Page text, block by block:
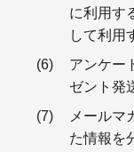
に利用す
して利用
アンケー
ゼント発
メールマ
た情報を